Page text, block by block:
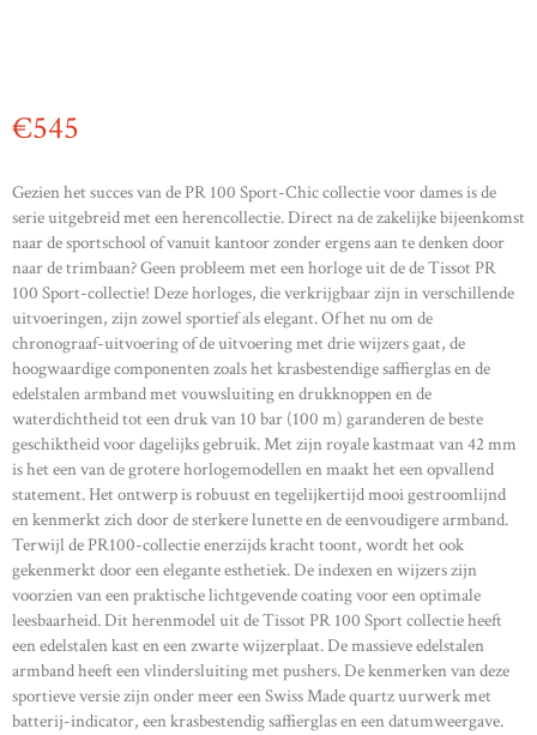
€545
Gezien het succes van de PR 100 Sport-Chic collectie voor dames is de
serie uitgebreid met een herencollectie. Direct na de zakelijke bijeenkomst
naar de sportschool of vanuit kantoor zonder ergens aan te denken door
naar de trimbaan? Geen probleem met een horloge uit de de Tissot PR
100 Sport-collectie! Deze horloges, die verkrijgbaar zijn in verschillende
uitvoeringen, zijn zowel sportief als elegant. Of het nu om de
chronograaf-uitvoering of de uitvoering met drie wijzers gaat, de
hoogwaardige componenten zoals het krasbestendige saffierglas en de
edelstalen armband met vouwsluiting en drukknoppen en de
waterdichtheid tot een druk van 10 bar (100 m) garanderen de beste
geschiktheid voor dagelijks gebruik. Met zijn royale kastmaat van 42 mm
is het een van de grotere horlogemodellen en maakt het een opvallend
statement. Het ontwerp is robuust en tegelijkertijd mooi gestroomlijnd
en kenmerkt zich door de sterkere lunette en de eenvoudigere armband.
Terwijl de PR100-collectie enerzijds kracht toont, wordt het ook
gekenmerkt door een elegante esthetiek. De indexen en wijzers zijn
voorzien van een praktische lichtgevende coating voor een optimale
leesbaarheid. Dit herenmodel uit de Tissot PR 100 Sport collectie heeft
een edelstalen kast en een zwarte wijzerplaat. De massieve edelstalen
armband heeft een vlindersluiting met pushers. De kenmerken van deze
sportieve versie zijn onder meer een Swiss Made quartz uurwerk met
batterij-indicator, een krasbestendig saffierglas en een datumweergave.